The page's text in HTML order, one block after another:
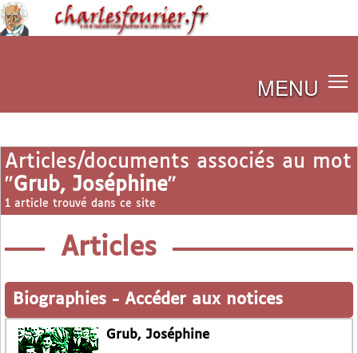
MENU
Articles/documents associés au mot
"Grub, Joséphine"
1 article trouvé dans ce site
Articles
Biographies - Accéder aux notices
Grub, Joséphine